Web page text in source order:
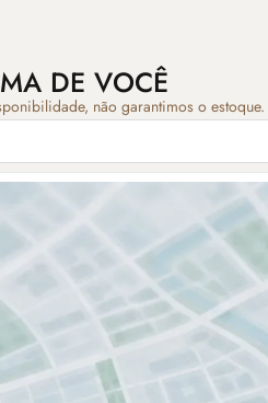
DE VOCÊ
não garantimos o estoque.